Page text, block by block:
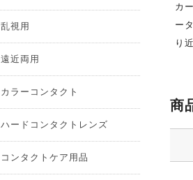
カ
ー
り
商
乱視用
遠近両用
カラーコンタクト
ハードコンタクトレンズ
コンタクトケア用品